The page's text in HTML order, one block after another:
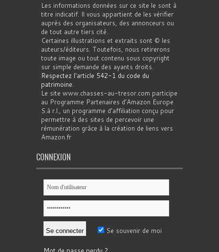
Les informations données sur ce site le sont à
titre indicatif. Il vous appartient de les vérifier
auprès des organisateurs, des annonceurs ou
de tout autre tiers cité.
Certaines illustrations et extraits sont © les
auteurs/éditeurs. Toutefois, nous retirerons
toute image ou tout contenu sous copyright
sur simple demande des ayants droits.
Respectez l'article 542-1 du code du
patrimoine.
Le site www.chasses-au-tresor.com participe
au Programme Partenaires d’Amazon Europe
S.à r.l., un programme d’affiliation conçu pour
permettre à des sites de percevoir une
rémunération grâce à la création de liens vers
Amazon.fr
CONNEXION
Se souvenir de moi